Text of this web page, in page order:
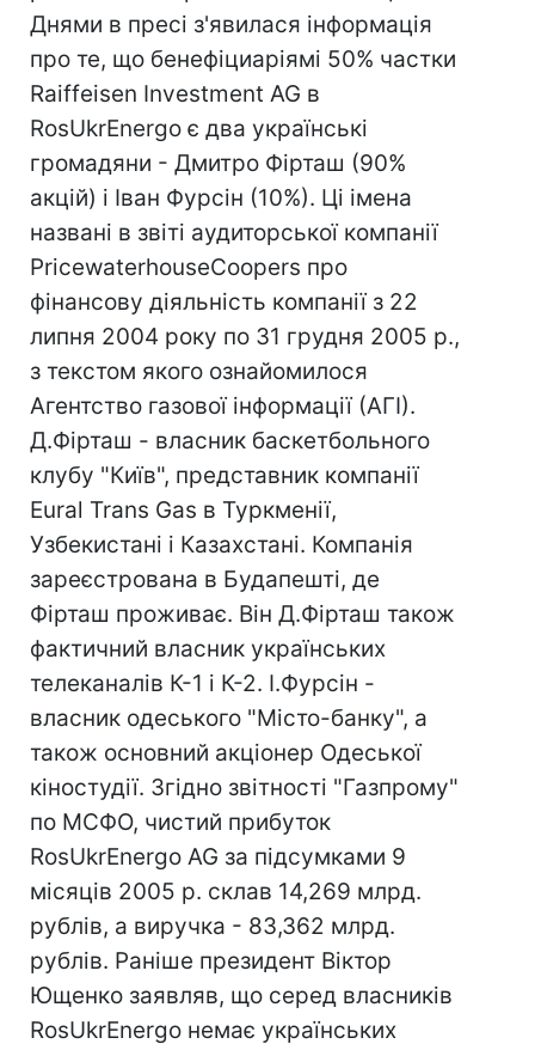
Днями в пресі з'явилася інформація
про те, що бенефіциаріямі 50% частки
Raiffeisen Investment AG в
RosUkrEnergo є два українські
громадяни - Дмитро Фірташ (90%
акцій) і Іван Фурсін (10%). Ці імена
названі в звіті аудиторської компанії
PricewaterhouseCoopers про
фінансову діяльність компанії з 22
липня 2004 року по 31 грудня 2005 р.,
з текстом якого ознайомилося
Агентство газової інформації (АГІ).
Д.Фірташ - власник баскетбольного
клубу "Київ", представник компанії
Eural Trans Gas в Туркменії,
Узбекистані і Казахстані. Компанія
зареєстрована в Будапешті, де
Фірташ проживає. Він Д.Фірташ також
фактичний власник українських
телеканалів К-1 і К-2. І.Фурсін -
власник одеського "Місто-банку", а
також основний акціонер Одеської
кіностудії. Згідно звітності "Газпрому"
по МСФО, чистий прибуток
RosUkrEnergo AG за підсумками 9
місяців 2005 р. склав 14,269 млрд.
рублів, а виручка - 83,362 млрд.
рублів. Раніше президент Віктор
Ющенко заявляв, що серед власників
RosUkrEnergo немає українських